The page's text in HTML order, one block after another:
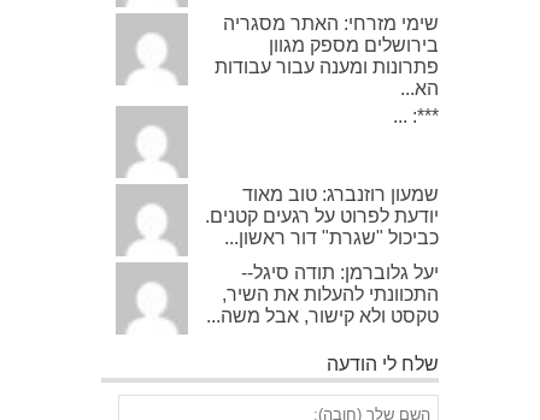
שימי מזרחי: האתר מסגריה
בירושלים מספק מגוון
פתרונות ומענה עבור עבודות
הא...
***: ...
שמעון רוזנברג: טוב מאוד
יודעת לפרוט על רגעים קטנים.
כביכול "שגרת" דור ראשון...
יעל גלוברמן: תודה סיגל--
התכוונתי להעלות את השיר,
טקסט ולא קישור, אבל משה...
שלח לי הודעה